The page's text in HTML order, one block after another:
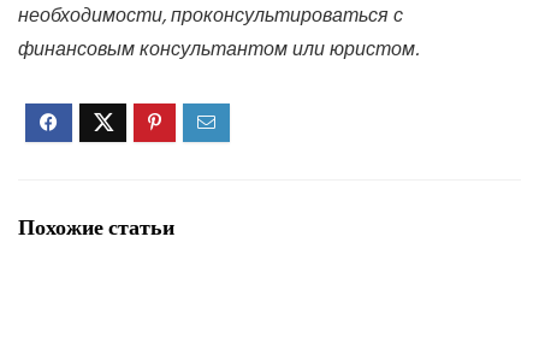
необходимости, проконсультироваться с
финансовым консультантом или юристом.
Похожие статьи